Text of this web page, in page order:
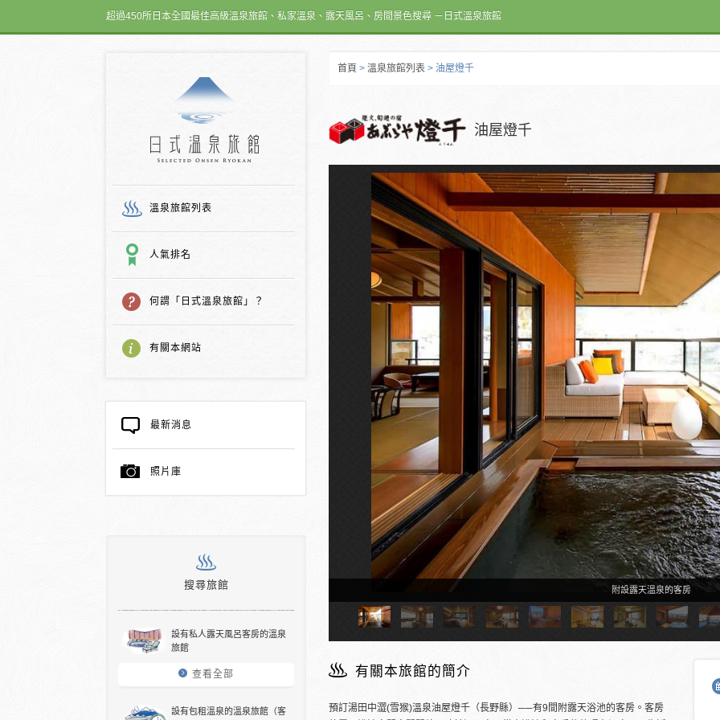
超過450所日本全國最佳高級溫泉旅館、私家溫泉、露天風呂、房間景色搜尋 －日式溫泉旅館
溫泉旅館列表
人氣排名
何謂「日式溫泉旅館」？
有關本網站
最新消息
照片庫
搜尋旅館
設有私人露天風呂客房的溫泉
旅館
查看全部
設有包租溫泉的溫泉旅館（客
首頁 > 溫泉旅館列表 > 油屋燈千
油屋燈千
附設露天溫泉的客房
有關本旅館的簡介
預訂湯田中澀(雪猴)溫泉油屋燈千（長野縣）──有9間附露天浴池的客房。客房